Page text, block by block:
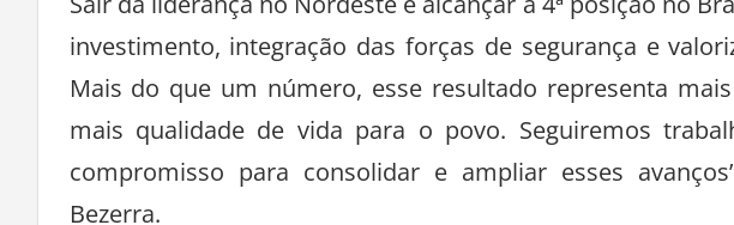
Sair da liderança no Nordeste e alcançar a 4ª posição no
investimento, integração das forças de segurança e
Mais do que um número, esse resultado representa
mais qualidade de vida para o povo. Seguiremos
compromisso para consolidar e ampliar esses